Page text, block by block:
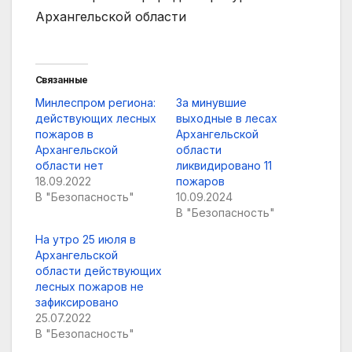
Архангельской области
Связанные
Минлеспром региона:
действующих лесных
пожаров в
Архангельской
области нет
18.09.2022
В "Безопасность"
За минувшие
выходные в лесах
Архангельской
области
ликвидировано 11
пожаров
10.09.2024
В "Безопасность"
На утро 25 июля в
Архангельской
области действующих
лесных пожаров не
зафиксировано
25.07.2022
В "Безопасность"